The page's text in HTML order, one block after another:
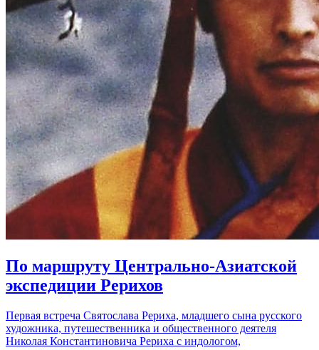
По маршруту Центрально-Азиатской
экспедиции Рерихов
Первая встреча Святослава Рериха, младшего сына русского
художника, путешественника и общественного деятеля
Николая Константиновича Рериха с индологом,